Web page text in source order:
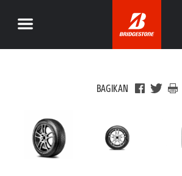
BAGIKAN